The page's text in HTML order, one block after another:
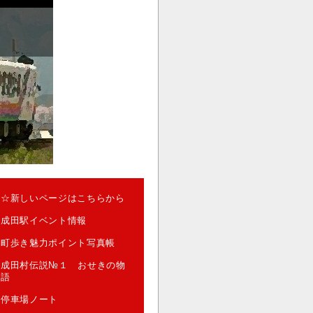
☆新しいページはこちらから
成田駅イベント情報
町歩き魅力ポイント写真帳
成田村伝説№１ おせきの物
語
停車場ノート